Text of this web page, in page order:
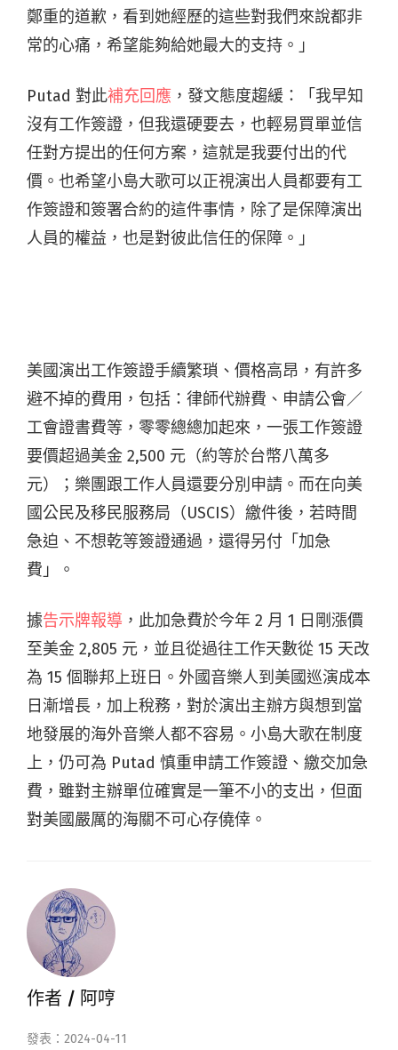
鄭重的道歉，看到她經歷的這些對我們來說都非
常的心痛，希望能夠給她最大的支持。」
Putad 對此補充回應 ，發文態度趨緩：「我早知
沒有工作簽證，但我還硬要去，也輕易買單並信
任對方提出的任何方案，這就是我要付出的代
價。也希望小島大歌可以正視演出人員都要有工
作簽證和簽署合約的這件事情，除了是保障演出
人員的權益，也是對彼此信任的保障。」
美國演出工作簽證手續繁瑣、價格高昂，有許多
避不掉的費用，包括：律師代辦費、申請公會／
工會證書費等，零零總總加起來，一張工作簽證
要價超過美金 2,500 元（約等於台幣八萬多
元）；樂團跟工作人員還要分別申請。而在向美
國公民及移民服務局（USCIS）繳件後，若時間
急迫、不想乾等簽證通過，還得另付「加急
費」。
據告示牌報導 ，此加急費於今年 2 月 1 日剛漲價
至美金 2,805 元，並且從過往工作天數從 15 天改
為 15 個聯邦上班日。外國音樂人到美國巡演成本
日漸增長，加上稅務，對於演出主辦方與想到當
地發展的海外音樂人都不容易。小島大歌在制度
上，仍可為 Putad 慎重申請工作簽證、繳交加急
費，雖對主辦單位確實是一筆不小的支出，但面
對美國嚴厲的海關不可心存僥倖。
作者 / 阿哼
發表：2024-04-11